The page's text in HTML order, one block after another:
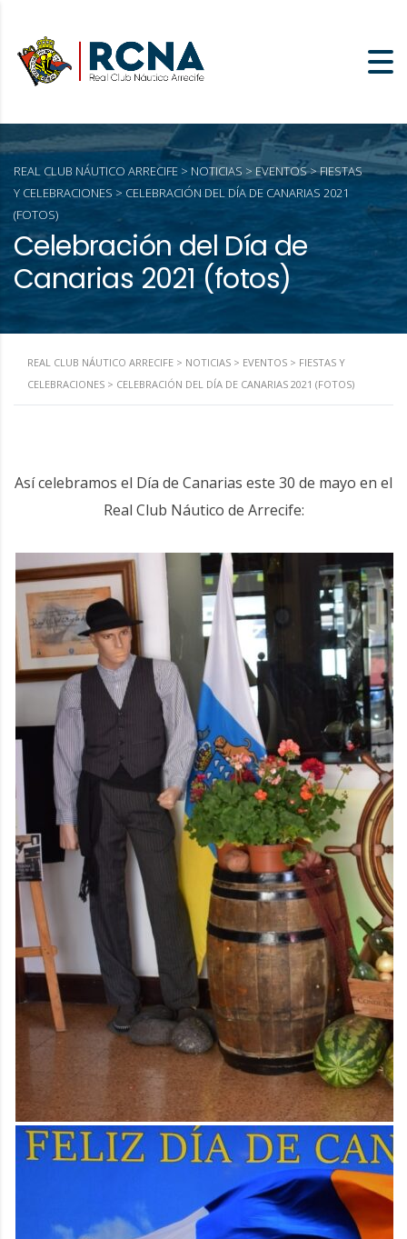
Celebración del Día de
Canarias 2021 (fotos)
REAL CLUB NÁUTICO ARRECIFE > NOTICIAS > EVENTOS>FIESTAS
Y CELEBRACIONES > CELEBRACIÓN DEL DÍA DE CANARIAS 2021
(FOTOS)
REAL CLUB NÁUTICO ARRECIFE > NOTICIAS > EVENTOS > FIESTAS Y
CELEBRACIONES > CELEBRACIÓN DEL DÍA DE CANARIAS 2021 (FOTOS)
Así celebramos el Día de Canarias este 30 de mayo en el
Real Club Náutico de Arrecife: